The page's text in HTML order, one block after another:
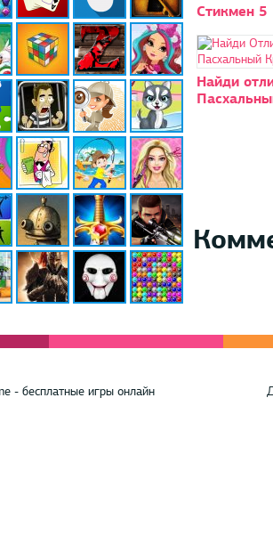
Стикмен 5
Найди
- бесплатные игры онлайн